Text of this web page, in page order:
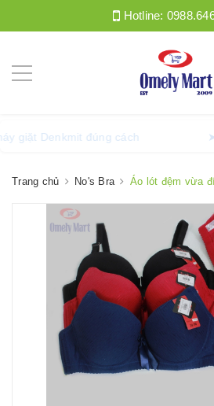
Hotline:
máy giặt Denkmit đúng cách
Trang chủ No's Bra Áo lót đệm vừa